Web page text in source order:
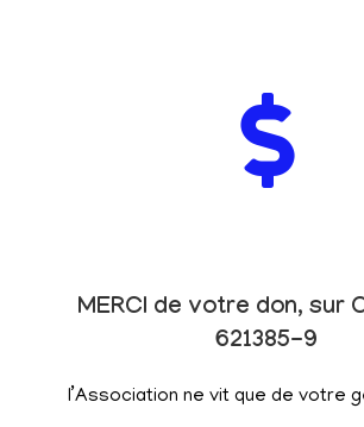
MERCI de votre don, sur
621385-9
l’Association ne vit que de votre